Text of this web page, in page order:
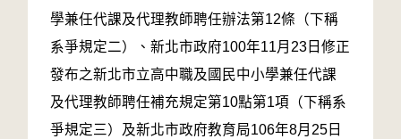
學兼任代課及代理教師聘任辦法第12條（下稱
系爭規定二）、新北市政府100年11月23日修正
發布之新北市立高中職及國民中小學兼任代課
及代理教師聘任補充規定第10點第1項（下稱系
爭規定三）及新北市政府教育局106年8月25日